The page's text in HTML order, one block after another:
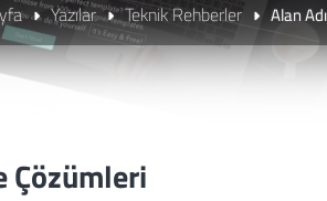
Yazılar Teknik Rehberler Alan
Çözümleri